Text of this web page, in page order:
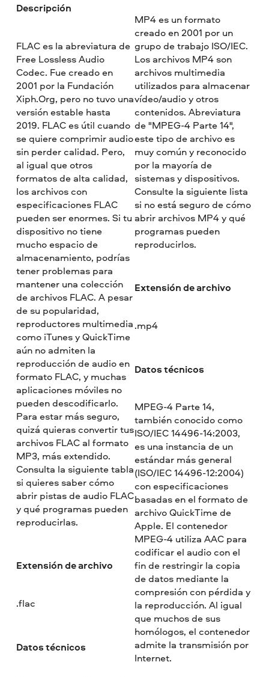
Descripción
FLAC es la abreviatura de
Free Lossless Audio
Codec. Fue creado en
2001 por la Fundación
Xiph.Org, pero no tuvo una
versión estable hasta
2019. FLAC es útil cuando
se quiere comprimir audio
sin perder calidad. Pero,
al igual que otros
formatos de alta calidad,
los archivos con
especificaciones FLAC
pueden ser enormes. Si tu
dispositivo no tiene
mucho espacio de
almacenamiento, podrías
tener problemas para
mantener una colección
de archivos FLAC. A pesar
de su popularidad,
reproductores multimedia
como iTunes y QuickTime
aún no admiten la
reproducción de audio en
formato FLAC, y muchas
aplicaciones móviles no
pueden descodificarlo.
Para estar más seguro,
quizá quieras convertir tus
archivos FLAC al formato
MP3, más extendido.
Consulta la siguiente tabla
si quieres saber cómo
abrir pistas de audio FLAC
y qué programas pueden
reproducirlas.
Extensión de archivo
.flac
Datos técnicos
MP4 es un formato
creado en 2001 por un
grupo de trabajo ISO/IEC.
Los archivos MP4 son
archivos multimedia
utilizados para almacenar
vídeo/audio y otros
contenidos. Abreviatura
de "MPEG-4 Parte 14",
este tipo de archivo es
muy común y reconocido
por la mayoría de
sistemas y dispositivos.
Consulte la siguiente lista
si no está seguro de cómo
abrir archivos MP4 y qué
programas pueden
reproducirlos.
Extensión de archivo
.mp4
Datos técnicos
MPEG-4 Parte 14,
también conocido como
ISO/IEC 14496-14:2003,
es una instancia de un
estándar más general
(ISO/IEC 14496-12:2004)
con especificaciones
basadas en el formato de
archivo QuickTime de
Apple. El contenedor
MPEG-4 utiliza AAC para
codificar el audio con el
fin de restringir la copia
de datos mediante la
compresión con pérdida y
la reproducción. Al igual
que muchos de sus
homólogos, el contenedor
admite la transmisión por
Internet.